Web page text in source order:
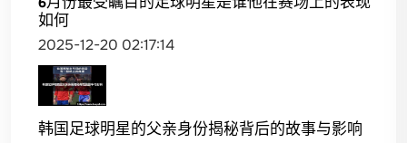
如何
2025-12-20 02:17:14
韩国足球明星的父亲身份揭秘背后的故事与影响